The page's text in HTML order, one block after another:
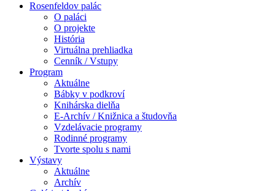
Rosenfeldov palác
O paláci
O projekte
História
Virtuálna prehliadka
Cenník / Vstupy
Program
Aktuálne
Bábky v podkroví
Knihárska dielňa
E-Archív / Knižnica a študovňa
Vzdelávacie programy
Rodinné programy
Tvorte spolu s nami
Výstavy
Aktuálne
Archív